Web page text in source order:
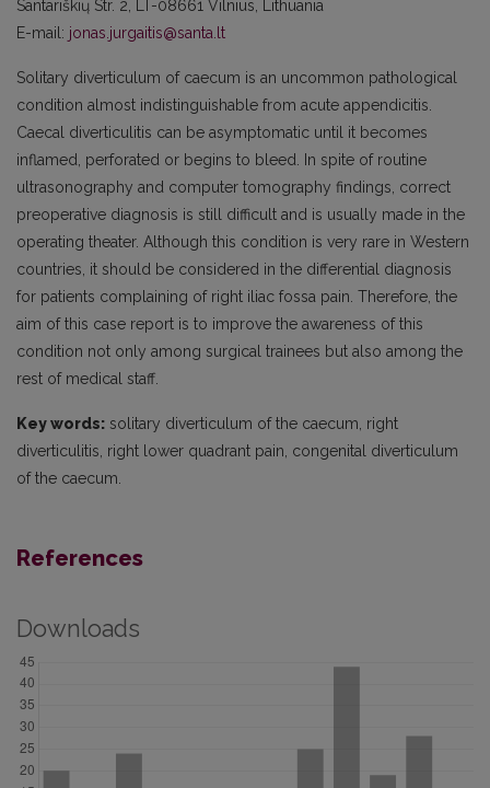
Santariškių Str. 2, LT-08661 Vilnius, Lithuania
E-mail: jonas.jurgaitis@santa.lt
Solitary diverticulum of caecum is an uncommon pathological
condition almost indistinguishable from acute appendicitis.
Caecal diverticulitis can be asymptomatic until it becomes
inflamed, perforated or begins to bleed. In spite of routine
ultrasonography and computer tomography findings, correct
preoperative diagnosis is still difficult and is usually made in the
operating theater. Although this condition is very rare in Western
countries, it should be considered in the differential diagnosis
for patients complaining of right iliac fossa pain. Therefore, the
aim of this case report is to improve the awareness of this
condition not only among surgical trainees but also among the
rest of medical staff.
Key words: solitary diverticulum of the caecum, right
diverticulitis, right lower quadrant pain, congenital diverticulum
of the caecum.
References
Downloads